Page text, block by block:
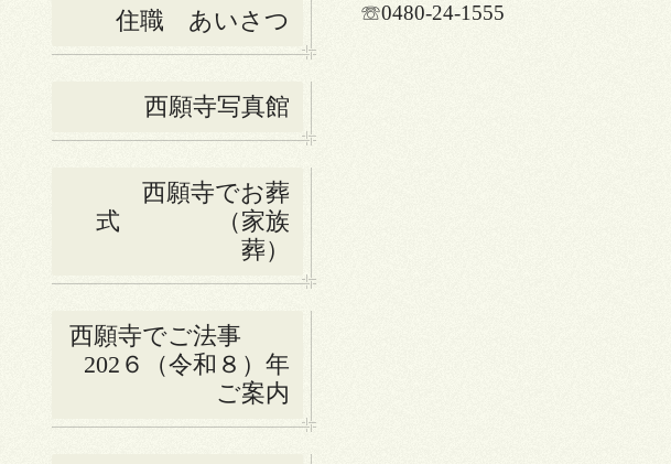
住職 あいさつ
西願寺写真館
西願寺でお葬
式 （家族
葬）
西願寺でご法事
202６（令和８）年
ご案内
☏0480-24-1555